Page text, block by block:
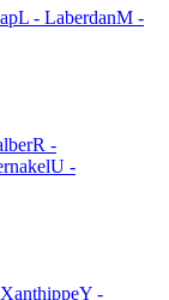
L - LaberdanM -
R -
U -
Y -